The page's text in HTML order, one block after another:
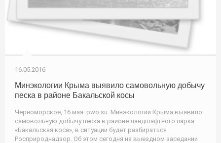
16.05.2016
Минэкологии Крыма выявило самовольную добычу
песка в районе Бакальской косы
Черноморское, 16 мая. pwo.su. Минэкологии Крыма выявило
самовольную добычу песка в районе ландшафтного парка
«Бакальская коса», в ситуации будет разбираться
Росприроднадзор. Об этом сегодня на выездном заседании